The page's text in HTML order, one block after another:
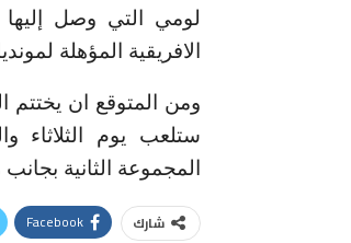
لومي التي وصل إليها
الافريقية المؤهلة
ومن المتوقع ان يختتم
ستلعب يوم الثلاثاء
المجموعة الثانية
شارك Facebook